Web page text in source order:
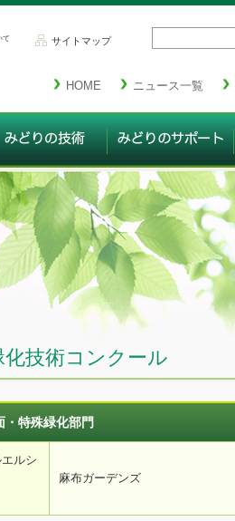
HOME ニュース一覧
サイトマップ
て
技術コンクール
特殊緑化部門
ルシ
麻布ガーデンズ